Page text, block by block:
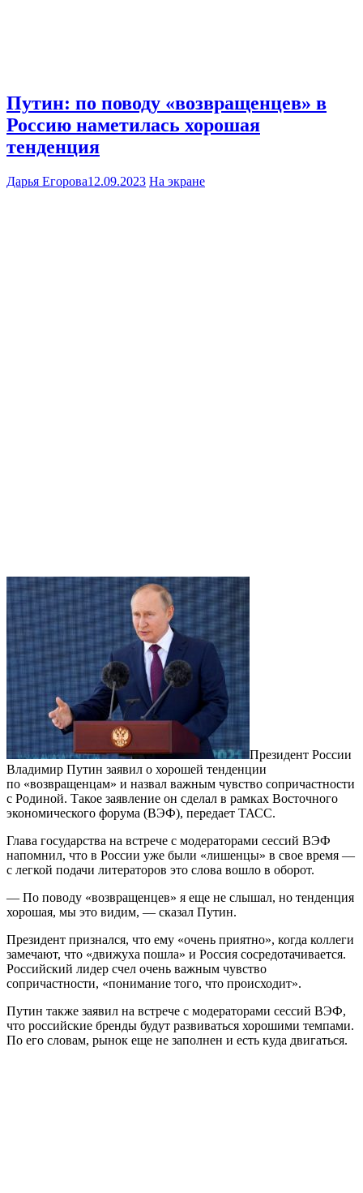
Путин: по поводу «возвращенцев» в
Россию наметилась хорошая
тенденция
Дарья Егорова12.09.2023 На экране
Президент России
Владимир Путин заявил о хорошей тенденции
по «возвращенцам» и назвал важным чувство сопричастности
с Родиной. Такое заявление он сделал в рамках Восточного
экономического форума (ВЭФ), передает ТАСС.
Глава государства на встрече с модераторами сессий ВЭФ
напомнил, что в России уже были «лишенцы» в свое время —
с легкой подачи литераторов это слова вошло в оборот.
— По поводу «возвращенцев» я еще не слышал, но тенденция
хорошая, мы это видим, — сказал Путин.
Президент признался, что ему «очень приятно», когда коллеги
замечают, что «движуха пошла» и Россия сосредотачивается.
Российский лидер счел очень важным чувство
сопричастности, «понимание того, что происходит».
Путин также заявил на встрече с модераторами сессий ВЭФ,
что российские бренды будут развиваться хорошими темпами.
По его словам, рынок еще не заполнен и есть куда двигаться.